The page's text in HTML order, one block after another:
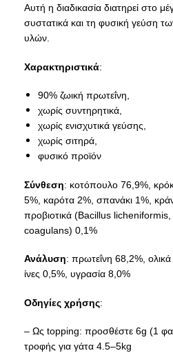
Αυτή η διαδικασία διατηρεί στο
συστατικά και τη φυσική γεύση
υλών.
Χαρακτηριστικά:
90% ζωική πρωτεΐνη,
χωρίς συντηρητικά,
χωρίς ενισχυτικά γεύσης,
χωρίς σιτηρά,
φυσικό προϊόν
Σύνθεση: κοτόπουλο 76,9%,
5%, καρότα 2%, σπανάκι 1%,
προβιοτικά (Bacillus
coagulans) 0,1%
Ανάλυση: πρωτεΐνη 68,2%,
ίνες 0,5%, υγρασία 8,0%
Οδηγίες χρήσης:
– Ως topping: προσθέστε 6g (1
τροφής για γάτα 4.5–5kg